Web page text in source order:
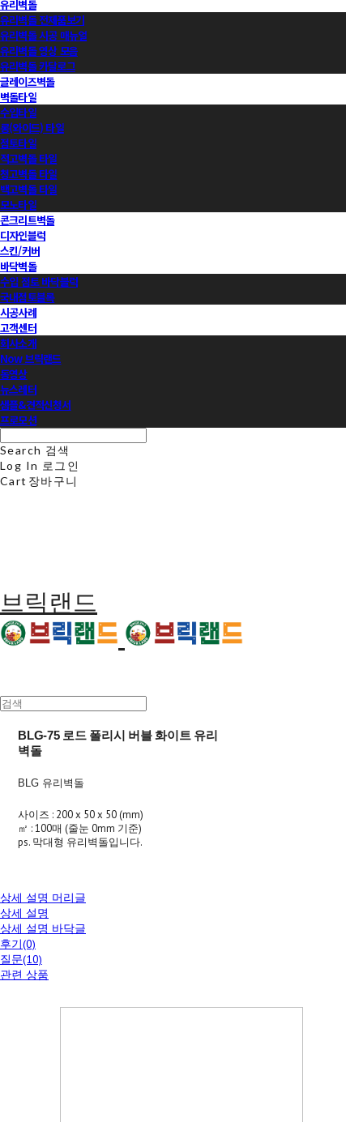
유리벽돌
유리벽돌 전제품보기
유리벽돌 시공 매뉴얼
유리벽돌 영상 모음
유리벽돌 카달로그
글레이즈벽돌
벽돌타일
수입타일
롱(와이드) 타일
점토타일
적고벽돌 타일
청고벽돌 타일
백고벽돌 타일
모노타일
콘크리트벽돌
디자인블럭
스킨/커버
바닥벽돌
수입 점토 바닥블럭
국내점토블록
시공사례
고객센터
회사소개
Now 브릭랜드
동영상
뉴스레터
샘플&견적신청서
프로모션
Search 검색
Log In 로그인
Cart 장바구니
브릭랜드
BLG-75 로드 폴리시 버블 화이트 유리
벽돌
BLG 유리벽돌
사이즈 : 200 x 50 x 50 (mm)
㎡ : 100매 (줄눈 0mm 기준)
ps. 막대형 유리벽돌입니다.
상세 설명 머리글
상세 설명
상세 설명 바닥글
후기(0)
질문(10)
관련 상품